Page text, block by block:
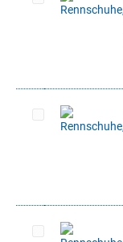
Artikel
Artikel